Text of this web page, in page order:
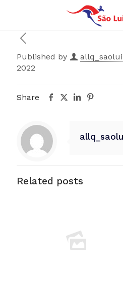
Published by
2022
Share
Related posts